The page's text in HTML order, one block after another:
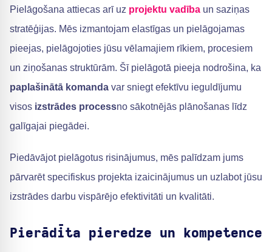
Pielāgošana attiecas arī uz projektu vadība un saziņas
stratēģijas. Mēs izmantojam elastīgas un pielāgojamas
pieejas, pielāgojoties jūsu vēlamajiem rīkiem, procesiem
un ziņošanas struktūrām. Šī pielāgotā pieeja nodrošina, ka
paplašinātā komanda var sniegt efektīvu ieguldījumu
visos izstrādes processno sākotnējās plānošanas līdz
galīgajai piegādei.
Piedāvājot pielāgotus risinājumus, mēs palīdzam jums
pārvarēt specifiskus projekta izaicinājumus un uzlabot jūsu
izstrādes darbu vispārējo efektivitāti un kvalitāti.
Pierādīta pieredze un kompetence